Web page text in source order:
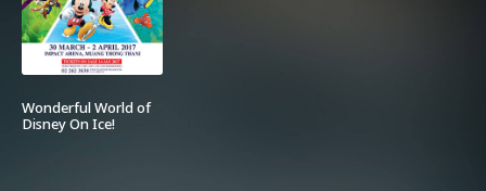
Wonderful World of
Disney On Ice!